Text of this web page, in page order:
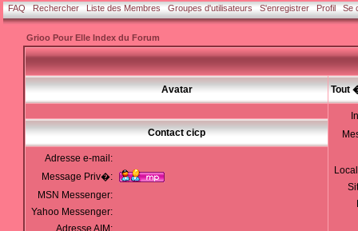
FAQ Rechercher Liste des Membres Groupes d'utilisateurs S'enregistrer Profil Se
Grioo Pour Elle Index du Forum
Avatar Tout
Contact cicp
Adresse e-mail:
Message Priv�:
MSN Messenger:
Yahoo Messenger:
Adresse AIM: